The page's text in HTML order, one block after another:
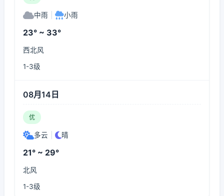
中雨 小雨
23° ~ 33°
西北风
1-3级
08月14日
优
多云 晴
21° ~ 29°
北风
1-3级